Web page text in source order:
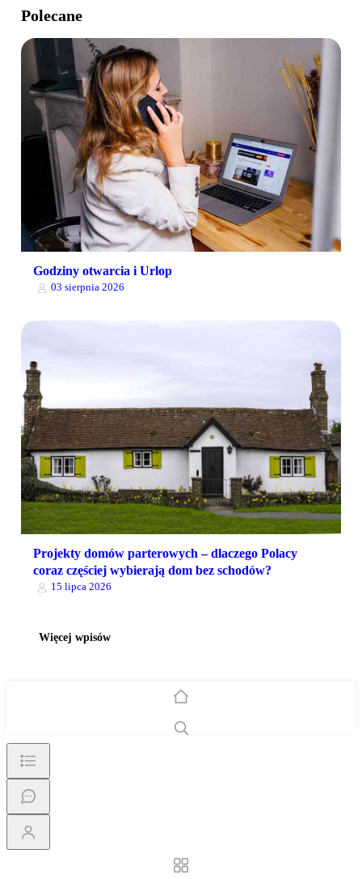
Polecane
Godziny otwarcia i Urlop
03 sierpnia 2026
Projekty domów parterowych – dlaczego Polacy
coraz częściej wybierają dom bez schodów?
15 lipca 2026
Więcej wpisów